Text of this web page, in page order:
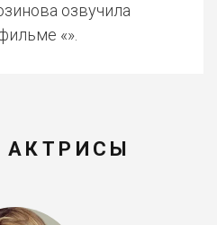
озвучила
«».
АКТРИСЫ